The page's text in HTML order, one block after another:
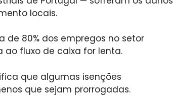
locais.
de 80% dos empregos no setor
ao fluxo de caixa for lenta.
que algumas isenções
que sejam prorrogadas.